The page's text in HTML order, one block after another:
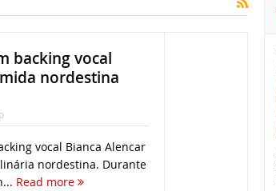
backing vocal
nordestina
vocal Bianca Alencar
nordestina. Durante
Read more